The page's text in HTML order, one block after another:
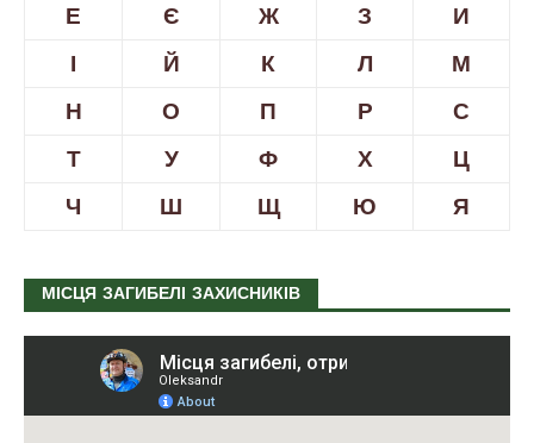
Е
Є Ж З
И
І
Й К Л
М
Н
О П Р
С
Т
У Ф Х
Ц
Ч
Ш Щ Ю Я
МІСЦЯ ЗАГИБЕЛІ ЗАХИСНИКІВ